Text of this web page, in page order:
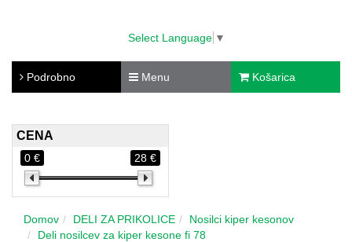
Select Language ▼
Podrobno Menu Košarica
CENA
0 € 28 €
Domov DELI ZA PRIKOLICE
Nosilci kiper kesonov
Deli nosilcev za kiper kesone fi 78